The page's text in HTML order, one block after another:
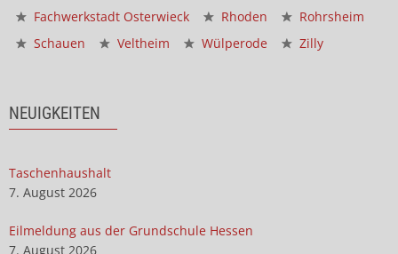
Fachwerkstadt Osterwieck
Rhoden
Rohrsheim
Schauen
Veltheim Wülperode Zilly
NEUIGKEITEN
Taschenhaushalt
7. August 2026
Eilmeldung aus der Grundschule Hessen
7. August 2026